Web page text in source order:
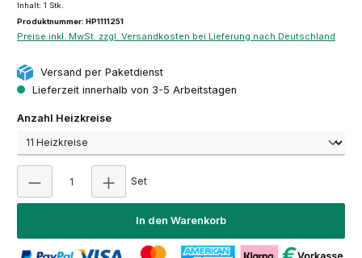
Inhalt: 1 Stk.
Produktnummer: HP1111251
Preise inkl. MwSt. zzgl. Versandkosten bei Lieferung nach Deutschland
Versand per Paketdienst
Lieferzeit innerhalb von 3-5 Arbeitstagen
Anzahl Heizkreiseauswählen
Set
In den Warenkorb